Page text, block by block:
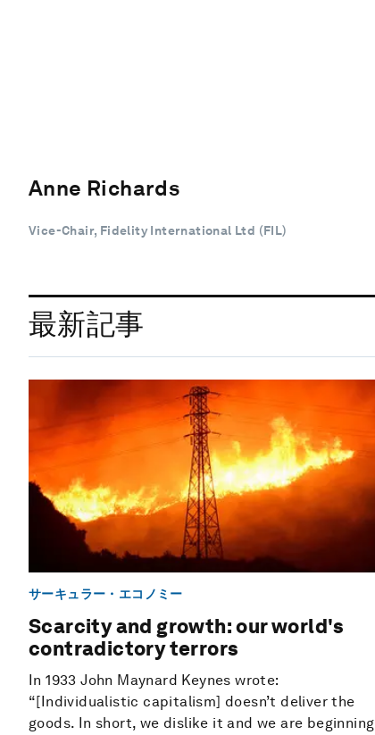
Anne Richards
Vice-Chair, Fidelity International Ltd (FIL)
最新記事
サーキュラー・エコノミー
Scarcity and growth: our world's
contradictory terrors
In 1933 John Maynard Keynes wrote:
“[Individualistic capitalism] doesn’t deliver the
goods. In short, we dislike it and we are beginning